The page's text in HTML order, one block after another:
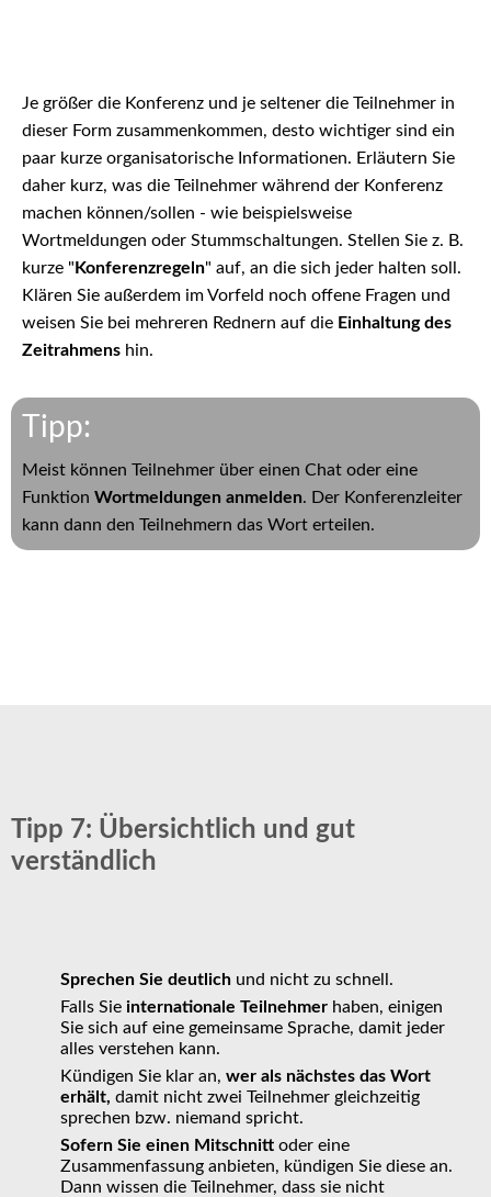
Je größer die Konferenz und je seltener die Teilnehmer in
dieser Form zusammenkommen, desto wichtiger sind ein
paar kurze organisatorische Informationen. Erläutern Sie
daher kurz, was die Teilnehmer während der Konferenz
machen können/sollen - wie beispielsweise
Wortmeldungen oder Stummschaltungen. Stellen Sie z. B.
kurze "Konferenzregeln" auf, an die sich jeder halten soll.
Klären Sie außerdem im Vorfeld noch offene Fragen und
weisen Sie bei mehreren Rednern auf die Einhaltung des
Zeitrahmens hin.
Tipp:
Meist können Teilnehmer über einen Chat oder eine
Funktion Wortmeldungen anmelden. Der Konferenzleiter
kann dann den Teilnehmern das Wort erteilen.
Tipp 7: Übersichtlich und gut
verständlich
Sprechen Sie deutlich und nicht zu schnell.
Falls Sie internationale Teilnehmer haben, einigen
Sie sich auf eine gemeinsame Sprache, damit jeder
alles verstehen kann.
Kündigen Sie klar an, wer als nächstes das Wort
erhält, damit nicht zwei Teilnehmer gleichzeitig
sprechen bzw. niemand spricht.
Sofern Sie einen Mitschnitt oder eine
Zusammenfassung anbieten, kündigen Sie diese an.
Dann wissen die Teilnehmer, dass sie nicht